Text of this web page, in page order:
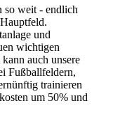
so weit - endlich
und
wichtigen
auch unsere
Fußballfeldern,
trainieren
um 50% und